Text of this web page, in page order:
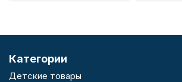
Категории
Детские товары